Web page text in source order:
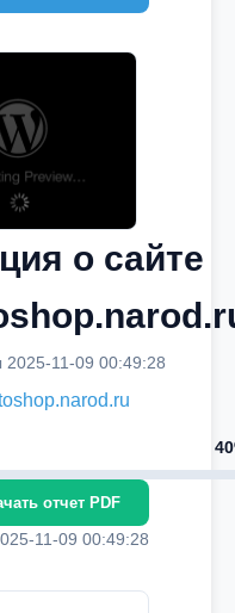
о сайте
11-09 00:49:28
отчет PDF
11-09 00:49:28